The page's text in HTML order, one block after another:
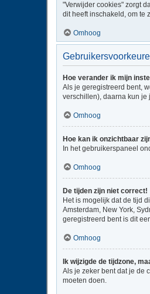
"Verwijder cookies" zorgt
dit heeft inschakeld, om te
Omhoog
Hoe verander ik mijn
Als je geregistreerd bent,
verschillen), daarna kun
Omhoog
Hoe kan ik onzichtbaar
In het gebruikerspaneel
Omhoog
De tijden zijn niet correct!
Het is mogelijk dat de tijd
Amsterdam, New York,
geregistreerd bent is dit
Omhoog
Ik wijzigde de tijdzone,
Als je zeker bent dat je de
moeten doen.